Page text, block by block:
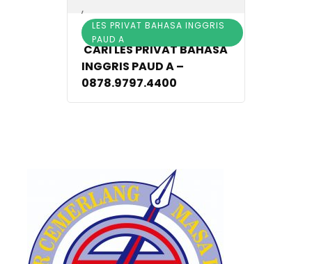
,
LES PRIVAT BAHASA INGGRIS
PAUD A
02/08/2018
CARI LES PRIVAT BAHASA
INGGRIS PAUD A –
0878.9797.4400